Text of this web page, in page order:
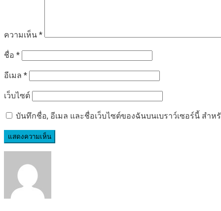
ความเห็น *
ชื่อ *
อีเมล *
เว็บไซต์
บันทึกชื่อ, อีเมล และชื่อเว็บไซต์ของฉันบนเบราว์เซอร์นี้ สำห